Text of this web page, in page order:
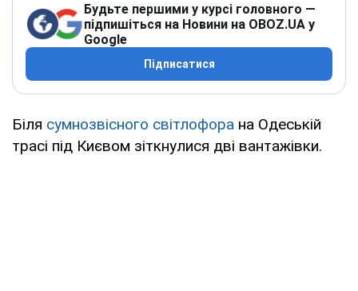
Будьте першими у курсі головного —
підпишіться на Новини на OBOZ.UA у
Google
Підписатися
Біля сумнозвісного світлофора на Одеській
трасі під Києвом зіткнулися дві вантажівки.